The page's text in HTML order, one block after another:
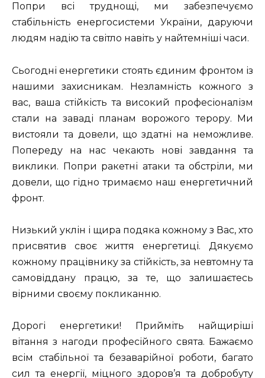
Попри всі труднощі, ми забезпечуємо
стабільність енергосистеми України, даруючи
людям надію та світло навіть у найтемніші часи.
Сьогодні енергетики стоять єдиним фронтом із
нашими захисникам. Незламність кожного з
вас, ваша стійкість та високий професіоналізм
стали на заваді планам ворожого терору. Ми
вистояли та довели, що здатні на неможливе.
Попереду на нас чекають нові завдання та
виклики. Попри ракетні атаки та обстріли, ми
довели, що гідно тримаємо наш енергетичний
фронт.
Низький уклін і щира подяка кожному з Вас, хто
присвятив своє життя енергетиці. Дякуємо
кожному працівнику за стійкість, за невтомну та
самовіддану працю, за те, що залишаєтесь
вірними своєму покликанню.
Дорогі енергетики! Прийміть найщиріші
вітання з нагоди професійного свята. Бажаємо
всім стабільної та безаварійної роботи, багато
сил та енергії, міцного здоров’я та добробуту